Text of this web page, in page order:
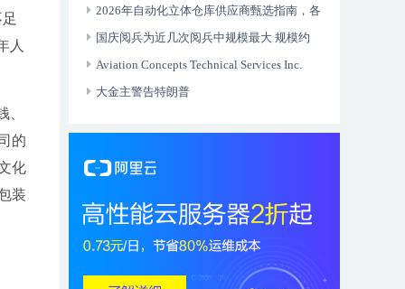
人
的
化
装
号2026年自动化立体仓库供应商甄选指南，各
行业优质厂家推荐与选型要点
国庆阅兵为近几次阅兵中规模最大 规模约
1.5万人
Aviation Concepts Technical Services Inc.
（ACTSI） 获批湾流 GVII-G500/G600 机型
大金主警告特朗普